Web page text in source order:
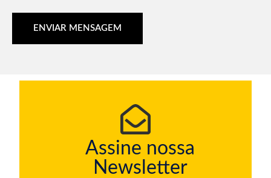
ENVIAR MENSAGEM
Assine nossa
Newsletter